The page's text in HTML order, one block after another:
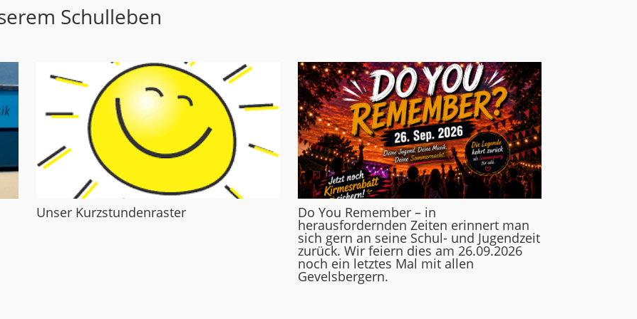
Schulleben
Unser Kurzstundenraster Do You Remember – in
herausfordernden Zeiten erinnert man
sich gern an seine Schul- und Jugendzeit
zurück. Wir feiern dies am 26.09.2026
noch ein letztes Mal mit allen
Gevelsbergern.